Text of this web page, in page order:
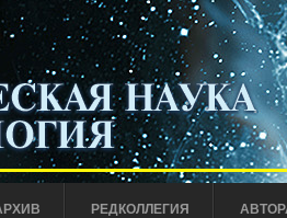
РЕДКОЛЛЕГИЯ